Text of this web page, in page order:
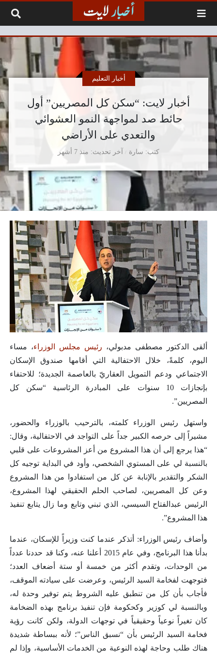
أخبار لايت: “سكن كل المصريين” أول
حائط صد لمواجهة النمو العشوائي
والتعدي على الأراضي
كتب سارة
أخبار التعليم
آخر تحديث منذ 7 أشهر
ألقى الدكتور مصطفى مدبولي، رئيس مجلس الوزراء، مساء
اليوم، كلمةً، خلال الاحتفالية التي أقامها صندوق الإسكان
الاجتماعي ودعم التمويل العقاريّ بالعاصمة الجديدة؛ للاحتفاء
بإنجازات 10 سنوات على المبادرة الرئاسية “سكن كل
المصريين”.
واستهل رئيس الوزراء كلمته، بالترحيب بالوزراء والحضور،
مشيراً إلى حرصه الكبير جداً على التواجد في الاحتفالية، وقال:
“هذا يرجع إلى أن هذا المشروع من أعز المشروعات على قلبي
بالنسبة لي على المستوي الشخصي، وأود في البداية توجيه كل
الشكر والتقدير بالإنابة عن كل من استفادوا من هذا المشروع
وعن كل المصريين، لصاحب الحلم الحقيقي لهذا المشروع،
الرئيس عبدالفتاح السيسي، الذي تبني وتابع وما زال يتابع تنفيذ
هذا المشروع”.
وأضاف رئيس الوزراء: أتذكر عندما كنت وزيراً للإسكان، عندما
بدأنا هذا البرنامج، وفي عام 2015 أعلنا عنه، وكنا قد حددنا عدداً
من الوحدات، وتقدم أكثر من خمسة أو ستة أضعاف العدد؛
فتوجهت لفخامة السيد الرئيس، وعرضت على سيادته الموقف،
فأجاب بأن كل من تنطبق عليه الشروط يتم توفير وحدة له،
وبالنسبة لي كوزير وكحكومة فإن تنفيذ برنامج بهذه الضخامة
كان تغيراً نوعياً وحقيقياً في توجهات الدولة، ولكن كانت رؤية
فخامة السيد الرئيس بأن “نسبق الناس”؛ لأنه ببساطة شديدة
هناك طلب وحاجة لهذه النوعية من الخدمات الأساسية، وإذا لم